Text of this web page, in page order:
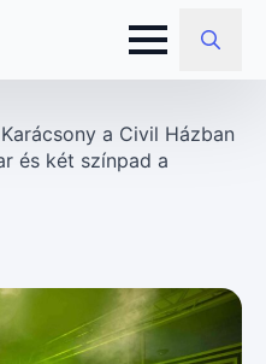
Search
a Civil Házban
és két színpad a